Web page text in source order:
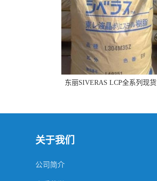
东丽SIVERAS LCP全系列现货
关于我们
公司简介